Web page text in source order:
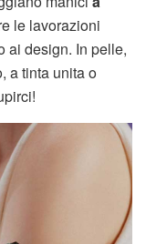
le lavorazioni
ai design. In pelle,
a tinta unita o